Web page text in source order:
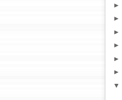
►
►
►
►
►
►
▼